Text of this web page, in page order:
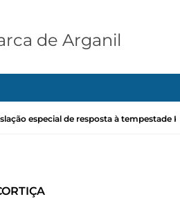
especial de resposta à tempestade